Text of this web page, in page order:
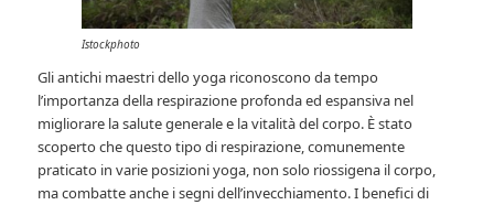
Istockphoto
Gli antichi maestri dello yoga riconoscono da tempo
l’importanza della respirazione profonda ed espansiva nel
migliorare la salute generale e la vitalità del corpo. È stato
scoperto che questo tipo di respirazione, comunemente
praticato in varie posizioni yoga, non solo riossigena il corpo,
ma combatte anche i segni dell’invecchiamento. I benefici di